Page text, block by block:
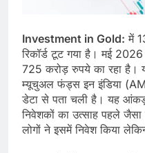
Investment in Gold: में
रिकॉर्ड टूट गया है। मई
725 करोड़ रुपये का रहा है।
म्यूचुअल फंड्स इन इंडिया
डेटा से पता चली है। यह
निवेशकों का उत्साह पहले
लोगों ने इसमें निवेश किया